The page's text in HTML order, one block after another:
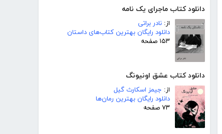
دانلود کتاب ماجرای یک نامه
از: نادر براتی
دانلود رایگان بهترین کتاب‌های داستان
۱۵۳ صفحه
دانلود کتاب عشق اونیونگ
از: جیمز اسکارث گیل
دانلود رایگان بهترین رمان‌ها
۷۳ صفحه